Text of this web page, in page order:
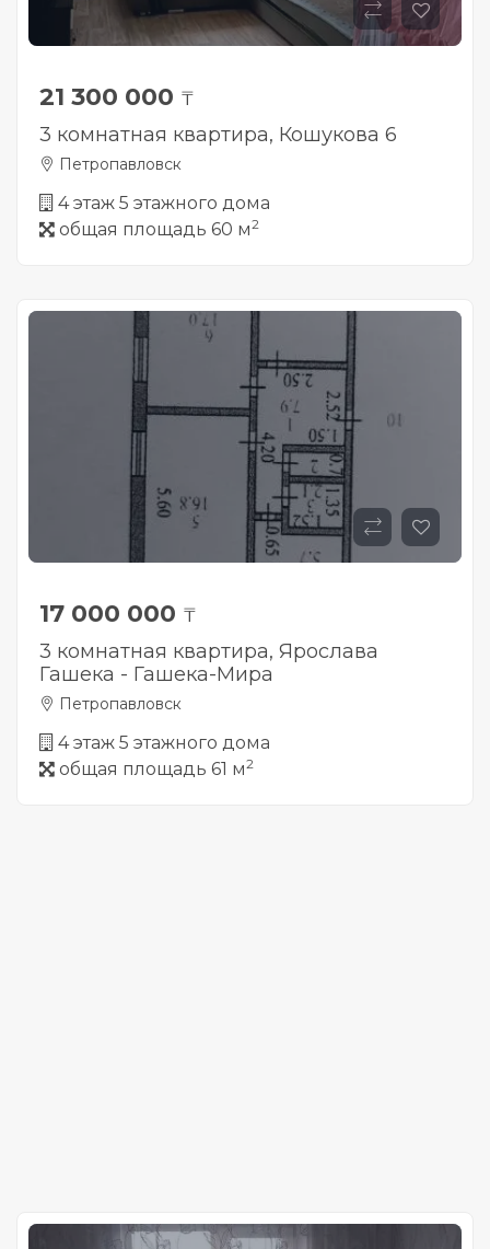
21 300 000 ₸
3 комнатная квартира, Кошукова 6
Петропавловск
4 этаж 5 этажного дома
общая площадь 60 м2
17 000 000 ₸
3 комнатная квартира, Ярослава
Гашека - Гашека-Мира
Петропавловск
4 этаж 5 этажного дома
общая площадь 61 м2